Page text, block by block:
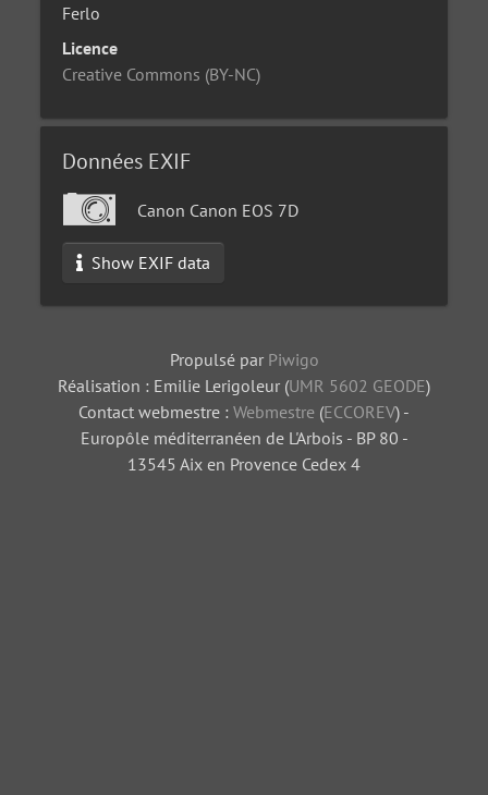
Ferlo
Licence
Creative Commons (BY-NC)
Données EXIF
Canon Canon EOS 7D
Show EXIF data
Propulsé par Piwigo
Réalisation : Emilie Lerigoleur (UMR 5602 GEODE)
Contact webmestre : Webmestre (ECCOREV) -
Europôle méditerranéen de L'Arbois - BP 80 -
13545 Aix en Provence Cedex 4